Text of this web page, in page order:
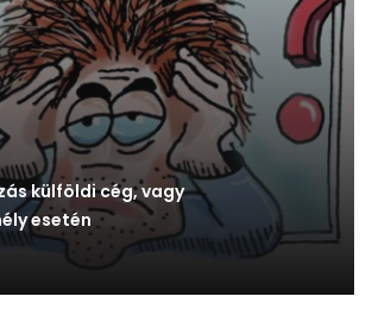
külföldi cég, vagy
esetén